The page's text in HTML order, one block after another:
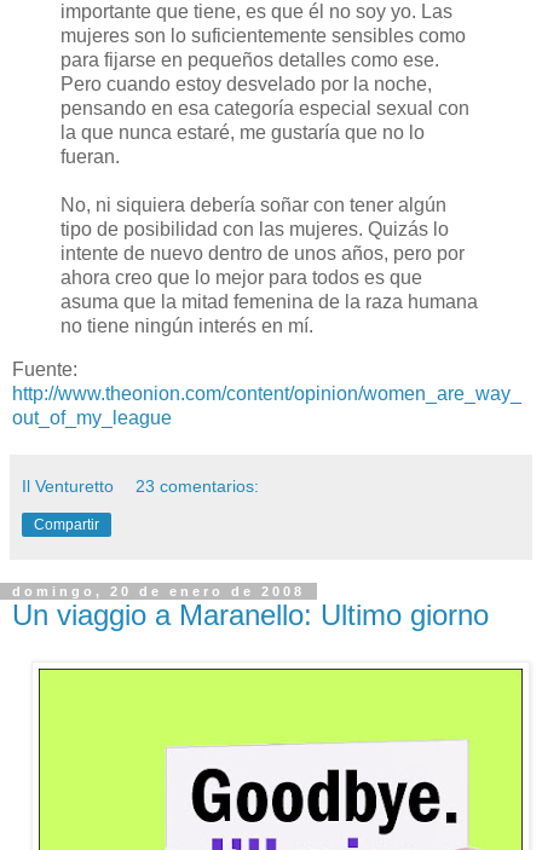
importante que tiene, es que él no soy yo. Las
mujeres son lo suficientemente sensibles como
para fijarse en pequeños detalles como ese.
Pero cuando estoy desvelado por la noche,
pensando en esa categoría especial sexual con
la que nunca estaré, me gustaría que no lo
fueran.
No, ni siquiera debería soñar con tener algún
tipo de posibilidad con las mujeres. Quizás lo
intente de nuevo dentro de unos años, pero por
ahora creo que lo mejor para todos es que
asuma que la mitad femenina de la raza humana
no tiene ningún interés en mí.
Fuente:
http://www.theonion.com/content/opinion/women_are_way_
out_of_my_league
Il Venturetto 23 comentarios:
Compartir
domingo, 20 de enero de 2008
Un viaggio a Maranello: Ultimo giorno